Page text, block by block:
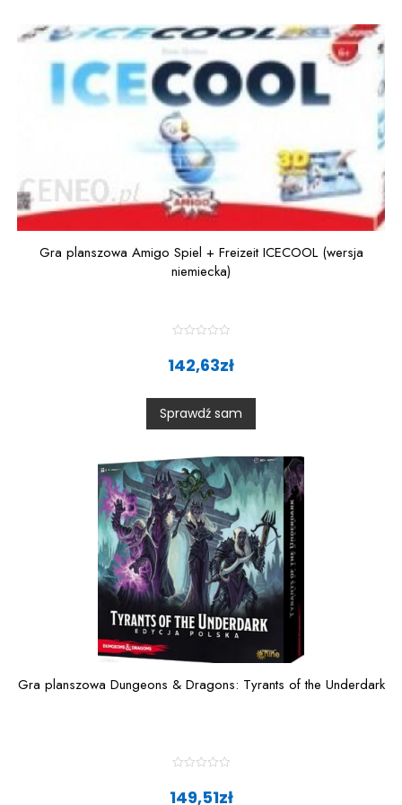
5
Gra planszowa Amigo Spiel + Freizeit ICECOOL (wersja
niemiecka)
0
o
u
t
5
142,63zł
Sprawdź sam
Gra planszowa Dungeons & Dragons: Tyrants of the Underdark
149,51zł